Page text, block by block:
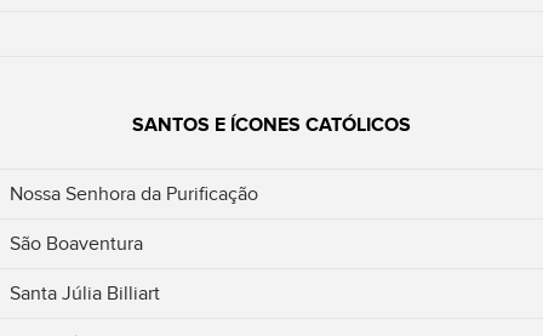
SANTOS E ÍCONES CATÓLICOS
Nossa Senhora da Purificação
São Boaventura
Santa Júlia Billiart